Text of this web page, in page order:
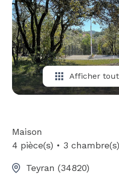
ALERTE
E-MAIL
CONTACT
Afficher
Maison
4 pièce(s)
3 chambre(s)
Teyran (34820)